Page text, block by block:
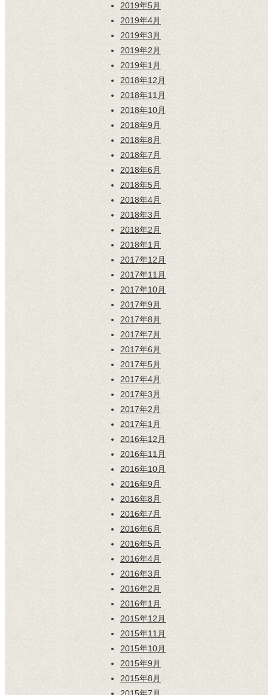
2019年5月
2019年4月
2019年3月
2019年2月
2019年1月
2018年12月
2018年11月
2018年10月
2018年9月
2018年8月
2018年7月
2018年6月
2018年5月
2018年4月
2018年3月
2018年2月
2018年1月
2017年12月
2017年11月
2017年10月
2017年9月
2017年8月
2017年7月
2017年6月
2017年5月
2017年4月
2017年3月
2017年2月
2017年1月
2016年12月
2016年11月
2016年10月
2016年9月
2016年8月
2016年7月
2016年6月
2016年5月
2016年4月
2016年3月
2016年2月
2016年1月
2015年12月
2015年11月
2015年10月
2015年9月
2015年8月